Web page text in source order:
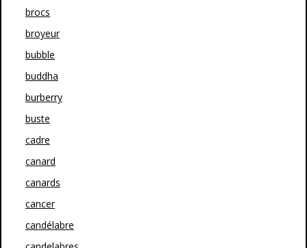
brocs
broyeur
bubble
buddha
burberry
buste
cadre
canard
canards
cancer
candélabre